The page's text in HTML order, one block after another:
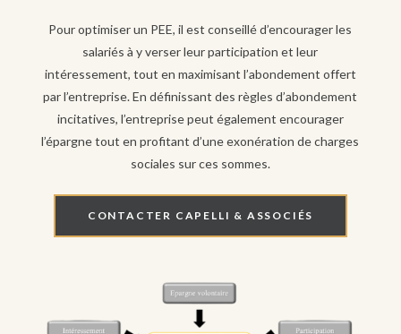
Pour optimiser un PEE, il est conseillé d’encourager les
salariés à y verser leur participation et leur
intéressement, tout en maximisant l’abondement offert
par l’entreprise. En définissant des règles d’abondement
incitatives, l’entreprise peut également encourager
l’épargne tout en profitant d’une exonération de charges
sociales sur ces sommes.
CONTACTER CAPELLI & ASSOCIÉS